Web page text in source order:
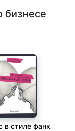
бизнесе
в стиле фанк